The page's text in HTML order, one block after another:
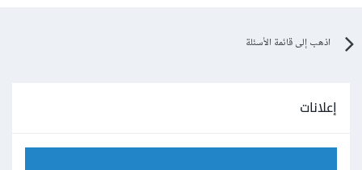
اذهب إلى قائمة الأسئلة
إعلانات